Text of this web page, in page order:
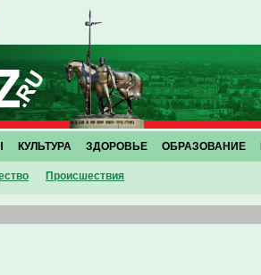
Проиcшествия
КУЛЬТУРА ЗДОРОВЬЕ ОБРАЗОВАНИЕ